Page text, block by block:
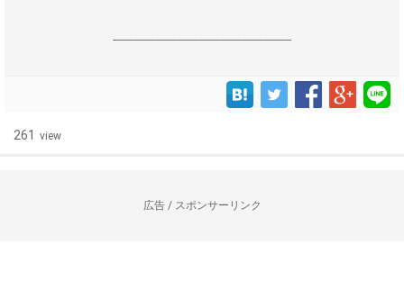
------------------------------------------------------------------
261 view
広告 / スポンサーリンク